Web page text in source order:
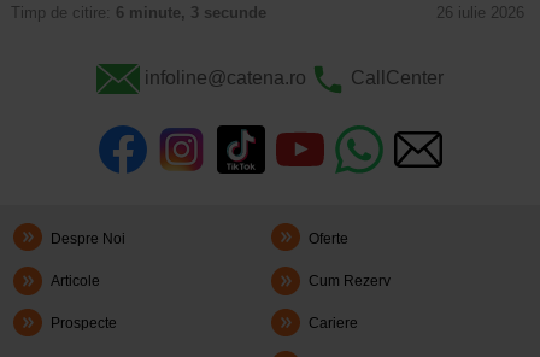
Timp de citire: 6 minute, 3 secunde 26 iulie 2026
infoline@catena.ro CallCenter
Despre Noi Oferte
Articole Cum Rezerv
Prospecte Cariere